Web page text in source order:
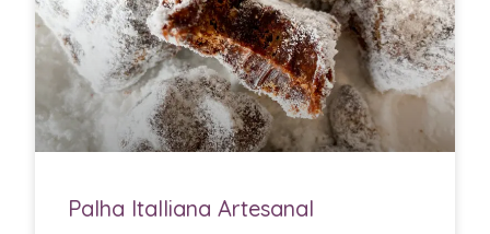
Palha Italliana Artesanal